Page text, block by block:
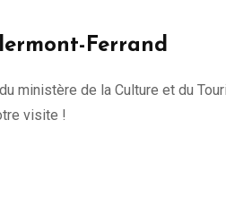
Ferrand
de la Culture et du
visite !